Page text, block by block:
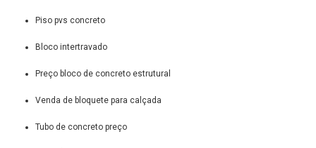
piso pvs concreto
bloco intertravado
preço bloco de concreto estrutural
venda de bloquete para calçada
tubo de concreto preço